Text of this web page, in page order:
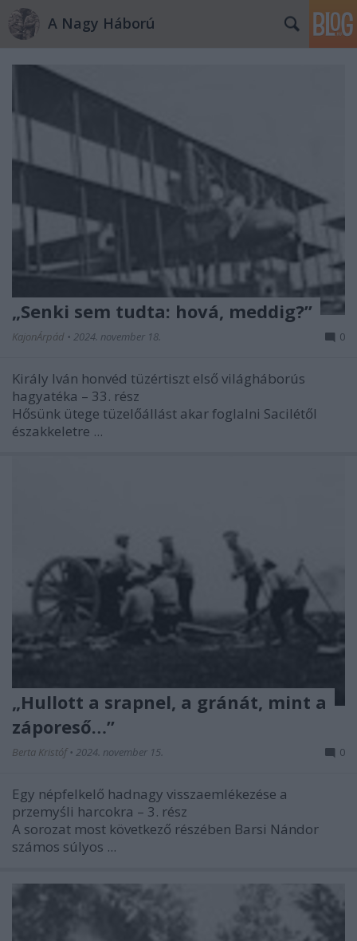
A Nagy Háború
„Senki sem tudta: hová, meddig?”
KajonÁrpád • 2024. november 18. 0
Király Iván honvéd tüzértiszt első világháborús
hagyatéka – 33. rész
Hősünk ütege tüzelőállást akar foglalni Sacilétől
északkeletre ...
„Hullott a srapnel, a gránát, mint a
záporeső…”
Berta Kristóf • 2024. november 15. 0
Egy népfelkelő hadnagy visszaemlékezése a
przemyśli harcokra – 3. rész
A sorozat most következő részében Barsi Nándor
számos súlyos ...